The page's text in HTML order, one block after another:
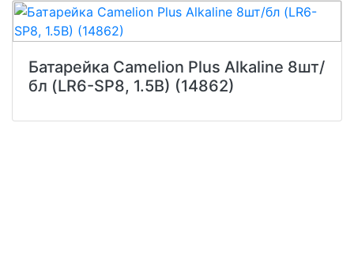
Батарейка Camelion Plus Alkaline 8шт/
бл (LR6-SP8, 1.5В) (14862)